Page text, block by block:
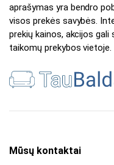
aprašymas yra bendro
visos prekės savybės.
prekių kainos, akcijos gali
taikomų prekybos vietoje.
Mūsų kontaktai